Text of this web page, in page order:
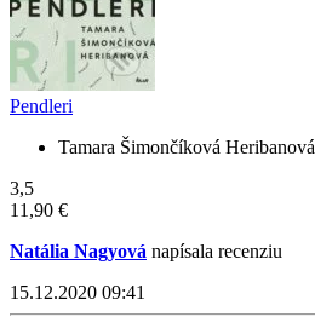
Pendleri
Tamara Šimončíková Heribanová
3,5
11,90 €
Natália Nagyová napísala recenziu
15.12.2020 09:41